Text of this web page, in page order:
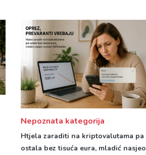
Nepoznata kategorija
Htjela zaraditi na kriptovalutama pa
ostala bez tisuća eura, mladić nasjeo